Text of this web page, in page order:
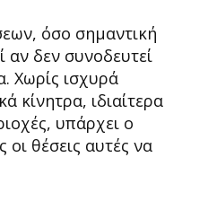
όσο σημαντική
αν δεν συνοδευτεί
Χωρίς ισχυρά
κίνητρα, ιδιαίτερα
υπάρχει ο
οι θέσεις αυτές να